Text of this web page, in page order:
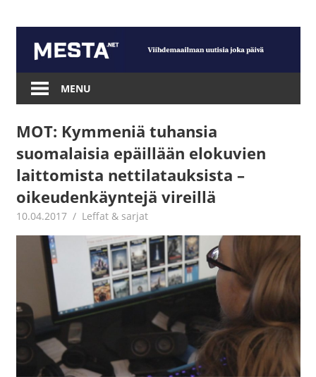
content
Mesta.net
MENU
MOT: Kymmeniä tuhansia
suomalaisia epäillään elokuvien
laittomista nettilatauksista –
oikeudenkäyntejä vireillä
10.04.2017 Jouni Hirn
Leffat & sarjat